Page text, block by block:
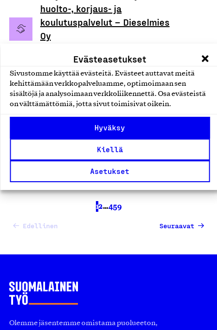
Evästeasetukset
Sivustomme käyttää evästeitä. Evästeet auttavat meitä
kehittämään verkkopalveluamme, optimoimaan sen
sisältöjä ja analysoimaan verkkoliikennettä. Osa evästeistä
on välttämättömiä, jotta sivut toimisivat oikein.
Hyväksy
Kiellä
Asetukset
huolto-, korjaus- ja
koulutuspalvelut – Dieselmies
Oy
Ajoneuvojen korjaus- ja huoltopalvelut
Taloasema-ketjun
Isännöintipalvelut
Taloasema Oy, Palvelu
Edellinen
12…459
Seuraavat
Olemme jäsentemme omistama puolueeton,